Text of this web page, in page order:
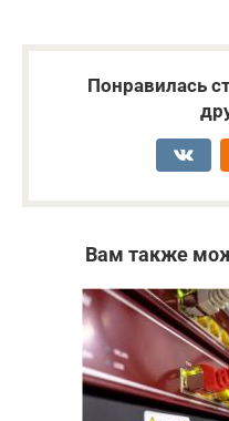
Понравилась
Вам также